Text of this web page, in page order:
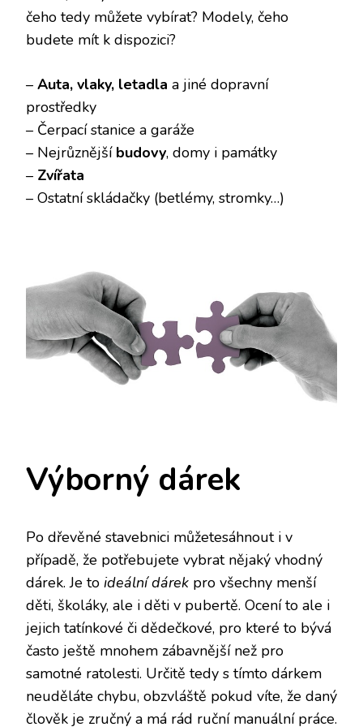
čeho tedy můžete vybírat? Modely, čeho
budete mít k dispozici?
– Auta, vlaky, letadla a jiné dopravní
prostředky
– Čerpací stanice a garáže
– Nejrůznější budovy, domy i památky
– Zvířata
– Ostatní skládačky (betlémy, stromky…)
Výborný dárek
Po dřevěné stavebnici můžetesáhnout i v
případě, že potřebujete vybrat nějaký vhodný
dárek. Je to ideální dárek pro všechny menší
děti, školáky, ale i děti v pubertě. Ocení to ale i
jejich tatínkové či dědečkové, pro které to bývá
často ještě mnohem zábavnější než pro
samotné ratolesti. Určitě tedy s tímto dárkem
neuděláte chybu, obzvláště pokud víte, že daný
člověk je zručný a má rád ruční manuální práce.